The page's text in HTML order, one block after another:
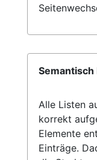
Alle Listen
korrekt
Elemente
Einträge.